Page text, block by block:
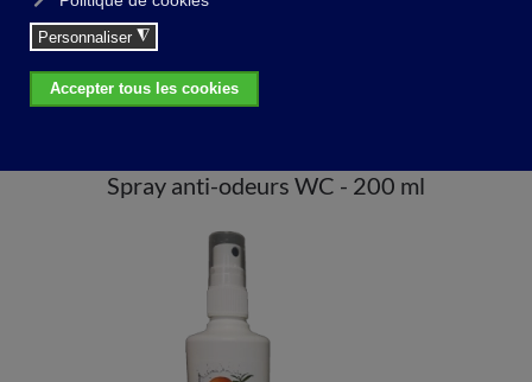
Home Huiles essentielles
Diffuseur
Spray anti-odeurs WC - 200 ml
Spray anti-odeurs WC - 200 ml